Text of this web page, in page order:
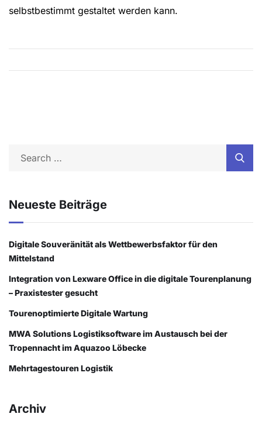
selbstbestimmt gestaltet werden kann.
Neueste Beiträge
Digitale Souveränität als Wettbewerbsfaktor für den
Mittelstand
Integration von Lexware Office in die digitale Tourenplanung
– Praxistester gesucht
Tourenoptimierte Digitale Wartung
MWA Solutions Logistiksoftware im Austausch bei der
Tropennacht im Aquazoo Löbecke
Mehrtagestouren Logistik
Archiv